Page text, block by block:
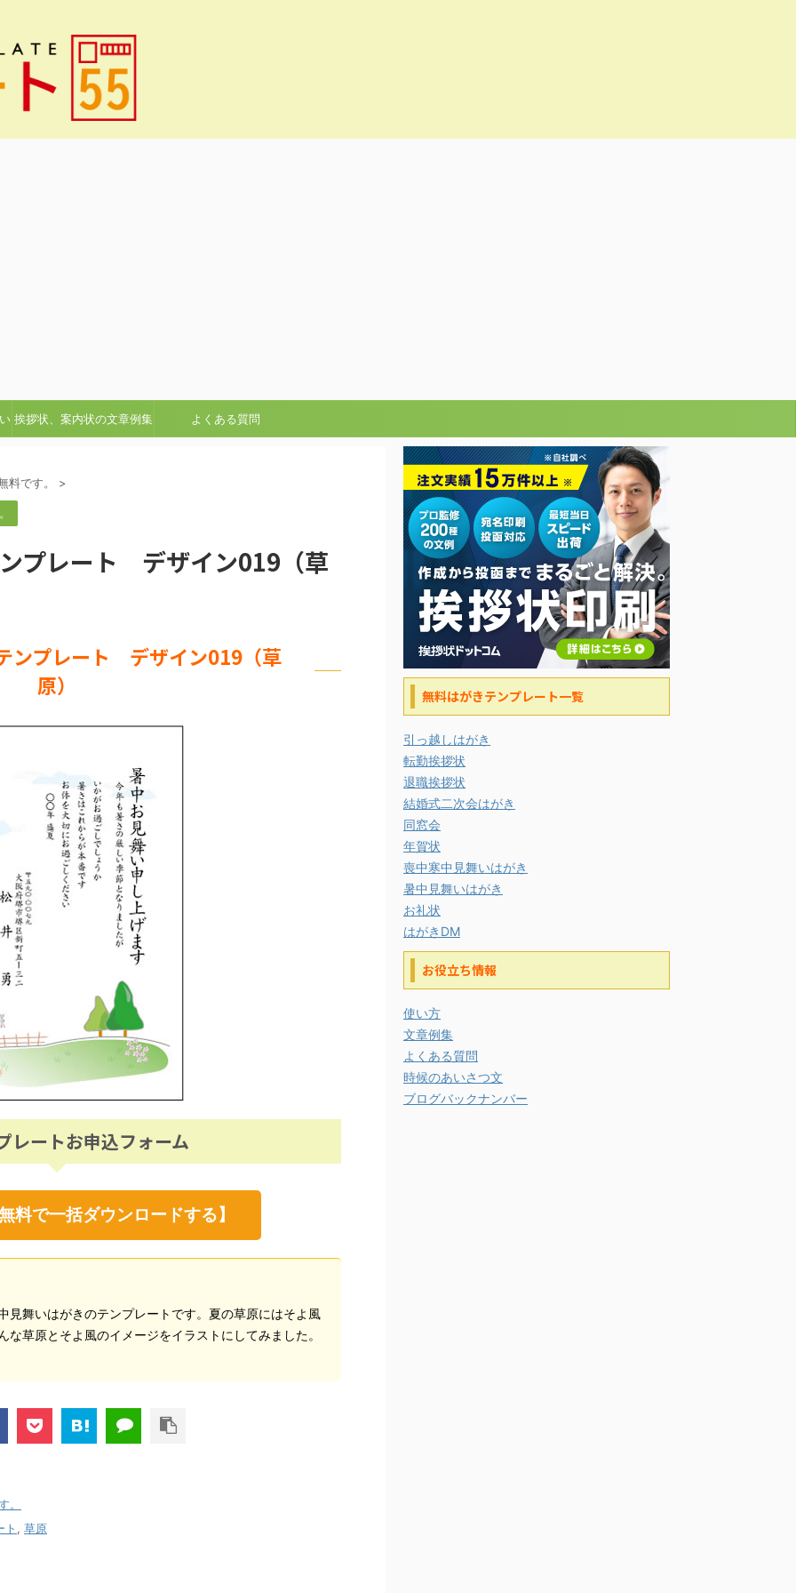
挨拶状、案内状の文章例集 よくある質問
です。 >
プレート デザイン019（草
ンプレート デザイン019（草
原）
レートお申込フォーム
料で一括ダウンロードする】
見舞いはがきのテンプレートです。夏の草原にはそよ風
草原とそよ風のイメージをイラストにしてみました。
。
ト , 草原
無料はがきテンプレート一覧
引っ越しはがき
転勤挨拶状
退職挨拶状
結婚式二次会はがき
同窓会
年賀状
喪中寒中見舞いはがき
暑中見舞いはがき
お礼状
はがきDM
お役立ち情報
使い方
文章例集
よくある質問
時候のあいさつ文
ブログバックナンバー